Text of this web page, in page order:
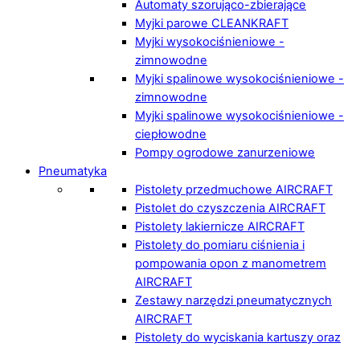
Automaty szorująco-zbierające
Myjki parowe CLEANKRAFT
Myjki wysokociśnieniowe -
zimnowodne
Myjki spalinowe wysokociśnieniowe -
zimnowodne
Myjki spalinowe wysokociśnieniowe -
ciepłowodne
Pompy ogrodowe zanurzeniowe
Pneumatyka
Pistolety przedmuchowe AIRCRAFT
Pistolet do czyszczenia AIRCRAFT
Pistolety lakiernicze AIRCRAFT
Pistolety do pomiaru ciśnienia i
pompowania opon z manometrem
AIRCRAFT
Zestawy narzędzi pneumatycznych
AIRCRAFT
Pistolety do wyciskania kartuszy oraz